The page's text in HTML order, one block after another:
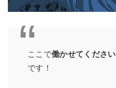
ここで働かせてください
です！